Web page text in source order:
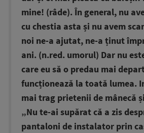
mine! (râde). În general, nu
cu chestia asta și nu avem
noi ne-a ajutat, ne-a ținut
ani. (n.red. umorul) Dar nu
care eu să o predau mai
funcționează la toată lumea.
mai trag prietenii de mânecă
„Nu te-ai supărat că a zis
pantaloni de instalator prin